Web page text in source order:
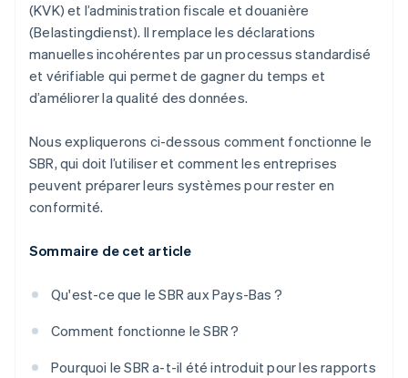
(KVK) et l’administration fiscale et douanière
(Belastingdienst). Il remplace les déclarations
manuelles incohérentes par un processus standardisé
et vérifiable qui permet de gagner du temps et
d’améliorer la qualité des données.
Nous expliquerons ci-dessous comment fonctionne le
SBR, qui doit l’utiliser et comment les entreprises
peuvent préparer leurs systèmes pour rester en
conformité.
Sommaire de cet article
Qu'est-ce que le SBR aux Pays-Bas ?
Comment fonctionne le SBR ?
Pourquoi le SBR a-t-il été introduit pour les rapports